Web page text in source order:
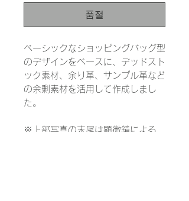
품절
ベーシックなショッピングバッグ型
のデザインをベースに、デッドスト
ック素材、余り革、サンプル革など
の余剰素材を活用して作成しまし
た。
※上部写真の末尾は顕微鏡による